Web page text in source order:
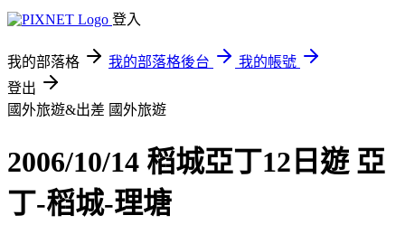
登入
我的部落格 我的部落格後台
我的帳號
登出
國外旅遊&出差 國外旅遊
2006/10/14 稻城亞丁12日遊 亞
丁-稻城-理塘